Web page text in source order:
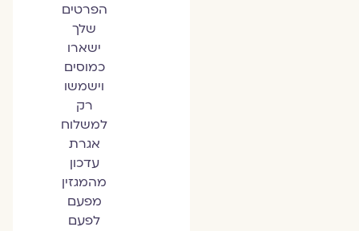
הפרטים
שלך
ישארו
כמוסים
וישמשו
רק
למשלוח
אגרת
עדכון
מהמגזין
מפעם
לפעם